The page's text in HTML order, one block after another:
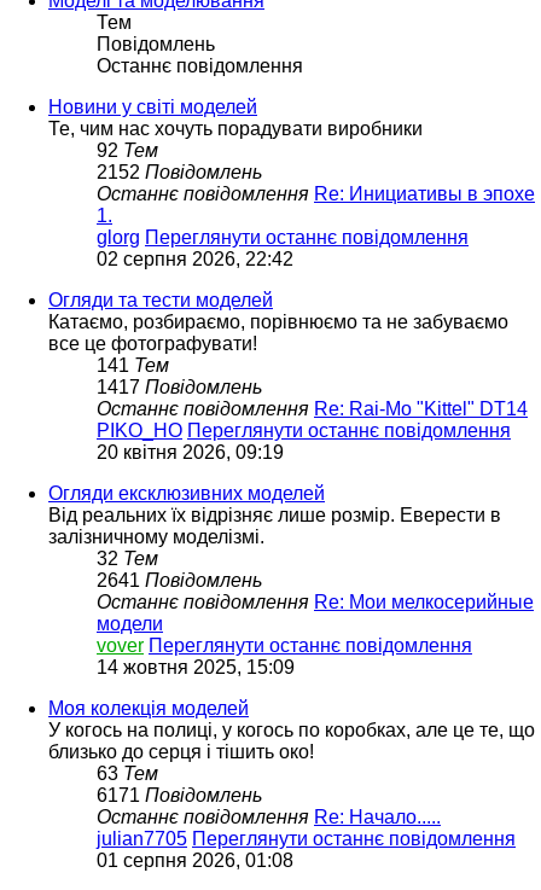
Тем
Повідомлень
Останнє повідомлення
Новини у світі моделей
Те, чим нас хочуть порадувати виробники
92 Тем
2152 Повідомлень
Останнє повідомлення Re: Инициативы в эпохе
1.
glorg Переглянути останнє повідомлення
02 серпня 2026, 22:42
Огляди та тести моделей
Катаємо, розбираємо, порівнюємо та не забуваємо
все це фотографувати!
141 Тем
1417 Повідомлень
Останнє повідомлення Re: Rai-Mo "Kittel" DT14
PIKO_HO Переглянути останнє повідомлення
20 квітня 2026, 09:19
Огляди ексклюзивних моделей
Від реальних їх відрізняє лише розмір. Еверести в
залізничному моделізмі.
32 Тем
2641 Повідомлень
Останнє повідомлення Re: Мои мелкосерийные
модели
vover Переглянути останнє повідомлення
14 жовтня 2025, 15:09
Моя колекція моделей
У когось на полиці, у когось по коробках, але це те, що
близько до серця і тішить око!
63 Тем
6171 Повідомлень
Останнє повідомлення Re: Начало.....
julian7705 Переглянути останнє повідомлення
01 серпня 2026, 01:08